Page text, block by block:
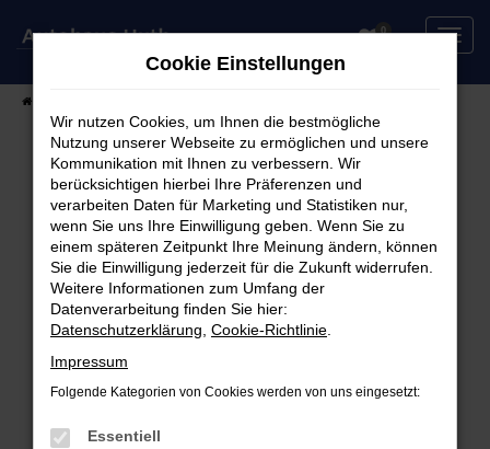
Zum
0
Fehler: Network Error
Beim Laden ist ein Fehler aufgetreten.
Hier sind ein paar Tipps, die dir helfen können:
Überprüfe deine Firewall und deine
Internetverbindung.
Laden andere Webseiten, zum Beispiel deine
Manche Erweiterungen, wie Werbeblocker,
Cookie Einstellungen
Wir nutzen Cookies, um Ihnen die bestmögliche
Nutzung unserer Webseite zu ermöglichen und unsere
Kommunikation mit Ihnen zu verbessern. Wir
berücksichtigen hierbei Ihre Präferenzen und
verarbeiten Daten für Marketing und Statistiken nur,
wenn Sie uns Ihre Einwilligung geben. Wenn Sie zu
einem späteren Zeitpunkt Ihre Meinung ändern, können
Sie die Einwilligung jederzeit für die Zukunft widerrufen.
Weitere Informationen zum Umfang der
Datenverarbeitung finden Sie hier:
Datenschutzerklärung Cookie-Richtlinie
Impressum
Folgende Kategorien von Cookies werden von uns eingesetzt:
Essentiell